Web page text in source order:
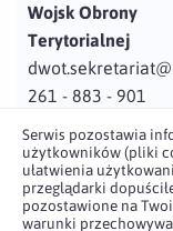
Wojsk Obrony
Terytorialnej
261 - 883 - 901
Adres
ul. Juzistek 2
05-131 Zegrze
Serwis pozostawia
użytkowników (pliki
ułatwienia
przeglądarki
pozostawione na
warunki